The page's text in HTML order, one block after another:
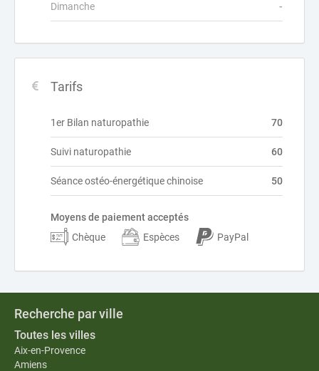
Dimanche -
Tarifs
1er Bilan naturopathie 70
Suivi naturopathie 60
Séance ostéo-énergétique chinoise 50
Moyens de paiement acceptés
Chèque
Espèces PayPal
Recherche par ville
Toutes les villes
Aix-en-Provence
Amiens